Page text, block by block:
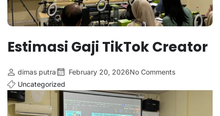
Estimasi Gaji TikTok Creator
dimas putra February 20, 2026No Comments
Uncategorized